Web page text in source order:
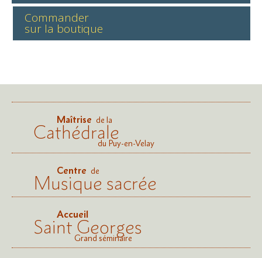
Commander
sur la boutique
Maîtrise de la
Cathédraledu Puy-en-Velay
Centre de
Musique sacrée
Accueil
Saint Georges
Grand séminaire